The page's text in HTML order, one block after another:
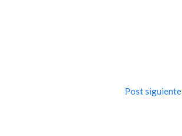
Post siguiente